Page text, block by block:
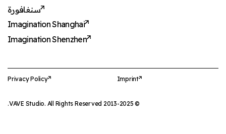
سنغافورة
Imagination Shanghai
Imagination Shenzhen
© 2013-2025 VAVE Studio. All Rights Reserved.
Privacy Policy Imprint